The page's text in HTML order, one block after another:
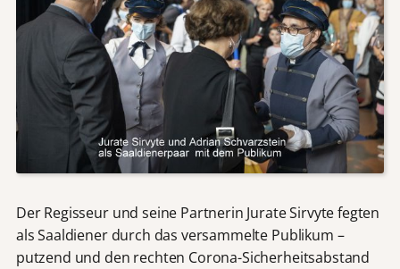
Der Regisseur und seine Partnerin Jurate Sirvyte fegten
als Saaldiener durch das versammelte Publikum –
putzend und den rechten Corona-Sicherheitsabstand